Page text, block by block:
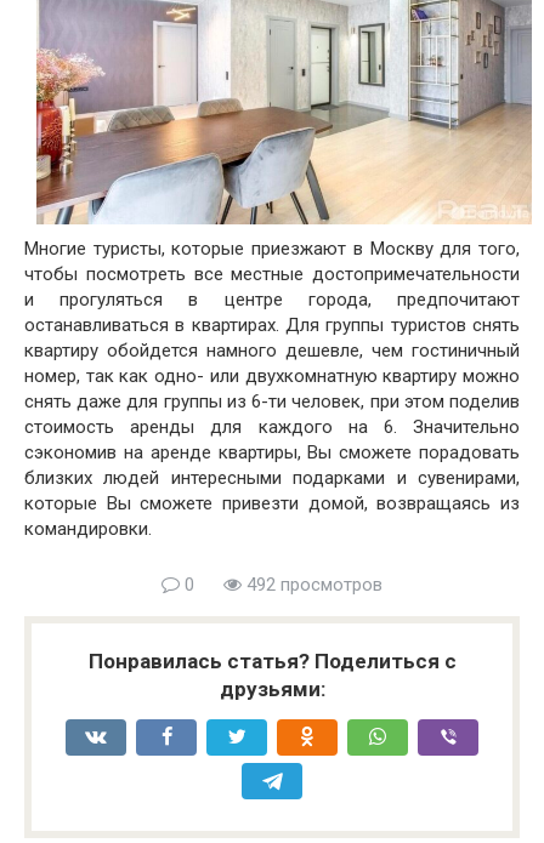
Многие туристы, которые приезжают в Москву для того,
чтобы посмотреть все местные достопримечательности
и прогуляться в центре города, предпочитают
останавливаться в квартирах. Для группы туристов снять
квартиру обойдется намного дешевле, чем гостиничный
номер, так как одно- или двухкомнатную квартиру можно
снять даже для группы из 6-ти человек, при этом поделив
стоимость аренды для каждого на 6. Значительно
сэкономив на аренде квартиры, Вы сможете порадовать
близких людей интересными подарками и сувенирами,
которые Вы сможете привезти домой, возвращаясь из
командировки.
0 492 просмотров
Понравилась статья? Поделиться с
друзьями: